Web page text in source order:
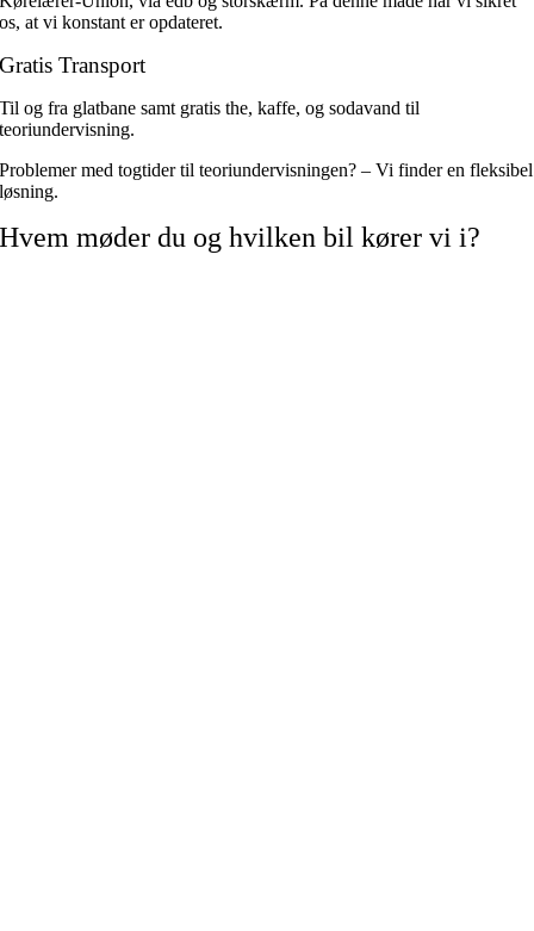
os, at vi konstant er opdateret.
Gratis Transport
Til og fra glatbane samt gratis the, kaffe, og sodavand til
teoriundervisning.
Problemer med togtider til teoriundervisningen? – Vi finder en fleksibel
løsning.
Hvem møder du og hvilken bil kører vi i?